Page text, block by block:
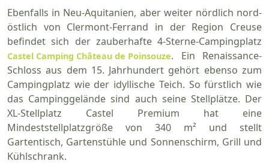
Ebenfalls in Neu-Aquitanien, aber weiter nördlich nord-
östlich von Clermont-Ferrand in der Region Creuse
befindet sich der zauberhafte 4-Sterne-Campingplatz
Castel Camping Château de Poinsouze. Ein Renaissance-
Schloss aus dem 15. Jahrhundert gehört ebenso zum
Campingplatz wie der idyllische Teich. So fürstlich wie
das Campinggelände sind auch seine Stellplätze. Der
XL-Stellplatz Castel Premium hat eine
Mindeststellplatzgröße von 340 m² und stellt
Gartentisch, Gartenstühle und Sonnenschirm, Grill und
Kühlschrank.